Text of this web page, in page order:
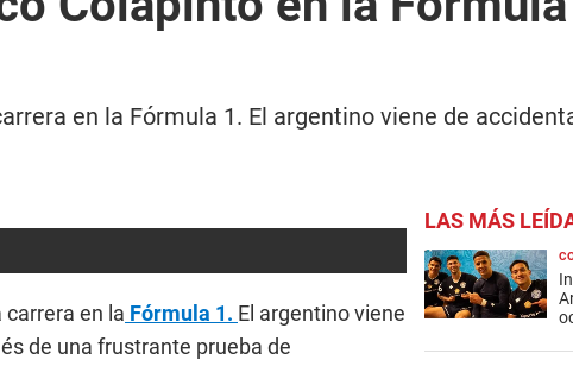
en la Fórmula 1. El argentino viene de
en la Fórmula 1. El argentino viene
de una frustrante prueba de
LAS MÁS